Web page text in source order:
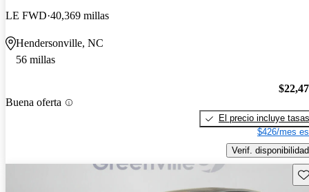
LE FWD 40,369 millas
Hendersonville, NC
56 millas
Buena oferta
El precio incluye tasas
$426/mes
Verif. disponibilidad